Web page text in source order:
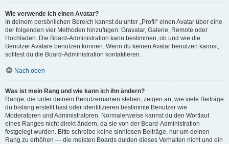
Wie verwende ich einen Avatar?
In deinem persönlichen Bereich kannst du unter „Profil“ einen Avatar über eine
der folgenden vier Methoden hinzufügen: Gravatar, Galerie, Remote oder
Hochladen. Die Board-Administration kann bestimmen, ob und wie die
Benutzer Avatare benutzen können. Wenn du keinen Avatar benutzen kannst,
solltest du die Board-Administration kontaktieren.
Nach oben
Was ist mein Rang und wie kann ich ihn ändern?
Ränge, die unter deinem Benutzernamen stehen, zeigen an, wie viele Beiträge
du bislang erstellt hast oder identifizieren bestimmte Benutzer wie
Moderatoren und Administratoren. Normalerweise kannst du den Wortlaut
eines Ranges nicht direkt ändern, da sie von der Board-Administration
festgelegt wurden. Bitte schreibe keine sinnlosen Beiträge, nur um deinen
Rang zu erhöhen — die meisten Boards dulden dieses Verhalten nicht und ein